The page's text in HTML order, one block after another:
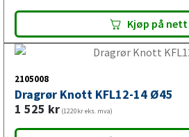
Kjøp på nett
2105008
Dragrør Knott KFL12-14 Ø45
1 525 kr (1220kr eks. mva)